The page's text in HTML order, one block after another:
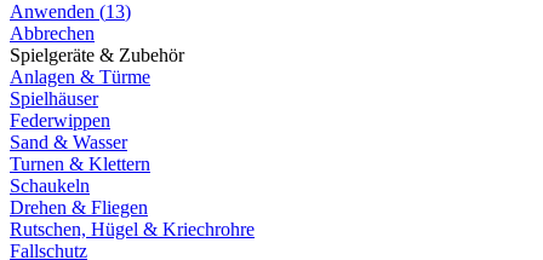
Anwenden (13)
Abbrechen
Spielgeräte & Zubehör
Anlagen & Türme
Spielhäuser
Federwippen
Sand & Wasser
Turnen & Klettern
Schaukeln
Drehen & Fliegen
Rutschen, Hügel & Kriechrohre
Fallschutz